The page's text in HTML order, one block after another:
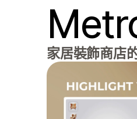
家居裝飾商店